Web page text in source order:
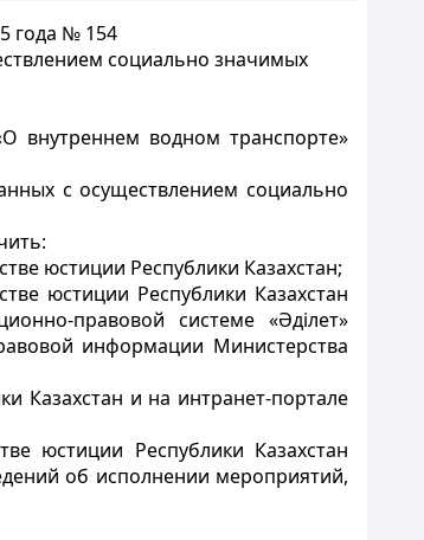
года № 154
социально значимых
внутреннем водном транспорте»
с осуществлением социально
юстиции Республики Казахстан;
юстиции Республики Казахстан
правовой системе «Әділет»
информации Министерства
Казахстан и на интранет-портале
юстиции Республики Казахстан
об исполнении мероприятий,